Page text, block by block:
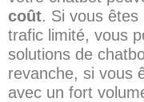
coût. Si vous
trafic limité, vous
solutions de
revanche, si vous
avec un fort